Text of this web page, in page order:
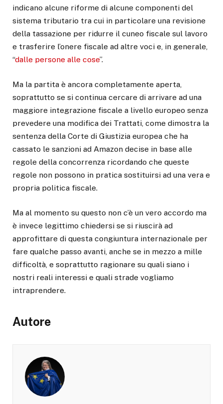
indicano alcune riforme di alcune componenti del
sistema tributario tra cui in particolare una revisione
della tassazione per ridurre il cuneo fiscale sul lavoro
e trasferire l’onere fiscale ad altre voci e, in generale,
“dalle persone alle cose”.
Ma la partita è ancora completamente aperta,
soprattutto se si continua cercare di arrivare ad una
maggiore integrazione fiscale a livello europeo senza
prevedere una modifica dei Trattati, come dimostra la
sentenza della Corte di Giustizia europea che ha
cassato le sanzioni ad Amazon decise in base alle
regole della concorrenza ricordando che queste
regole non possono in pratica sostituirsi ad una vera e
propria politica fiscale.
Ma al momento su questo non c’è un vero accordo ma
è invece legittimo chiedersi se si riuscirà ad
approfittare di questa congiuntura internazionale per
fare qualche passo avanti, anche se in mezzo a mille
difficoltà, e soprattutto ragionare su quali siano i
nostri reali interessi e quali strade vogliamo
intraprendere.
Autore